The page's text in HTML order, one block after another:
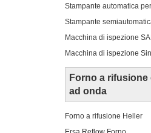
Stampante automatica
Stampante
Macchina di ispezione
Macchina di ispezione
Forno a rifusione
ad onda
Forno a rifusione Heller